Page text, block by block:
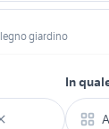
giardino
In